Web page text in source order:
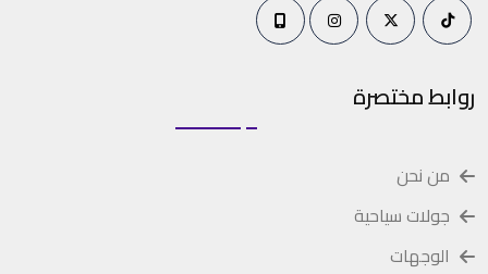
روابط مختصرة
من نحن
جولات سياحية
الوجهات